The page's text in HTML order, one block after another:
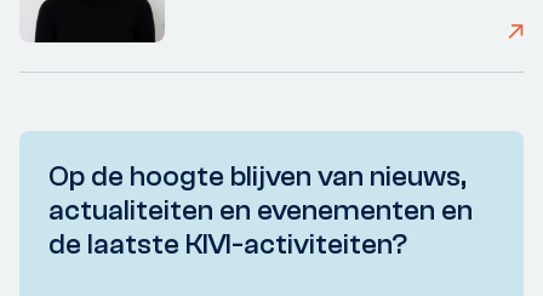
Op de hoogte blijven van nieuws,
actualiteiten en evenementen en
de laatste KIVI-activiteiten?